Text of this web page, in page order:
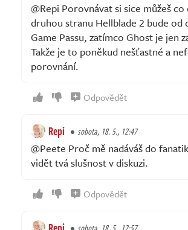
@Repi Porovnávat si sice můžeš co
druhou stranu Hellblade 2 bude od
Game Passu, zatímco Ghost je jen
Takže je to poněkud nešťastné a
porovnání.
Odpovědět
Repi sobota, 18. 5., 12:47
@Peete Proč mě nadáváš do
vidět tvá slušnost v diskuzi.
Odpovědět